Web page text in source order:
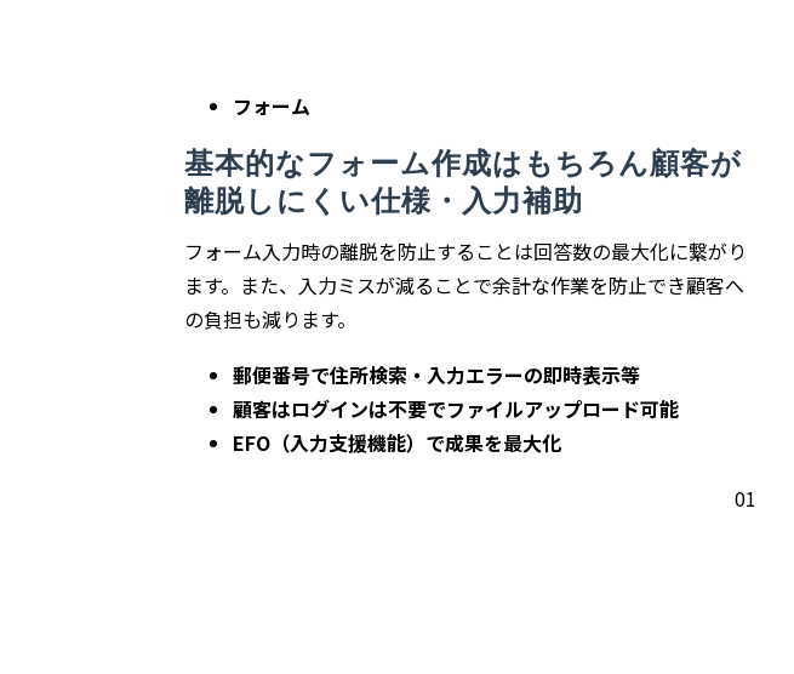
フォーム
基本的なフォーム作成はもちろん顧客が
離脱しにくい仕様・入力補助
フォーム入力時の離脱を防止することは回答数の最大化に繋がり
ます。また、入力ミスが減ることで余計な作業を防止でき顧客へ
の負担も減ります。
郵便番号で住所検索・入力エラーの即時表示等
顧客はログインは不要でファイルアップロード可能
EFO（入力支援機能）で成果を最大化
01